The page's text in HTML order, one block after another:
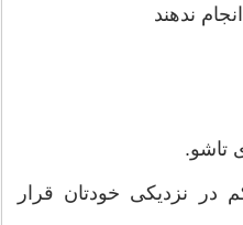
ندهند
تاشو.
در نزدیکی خودتان قرار